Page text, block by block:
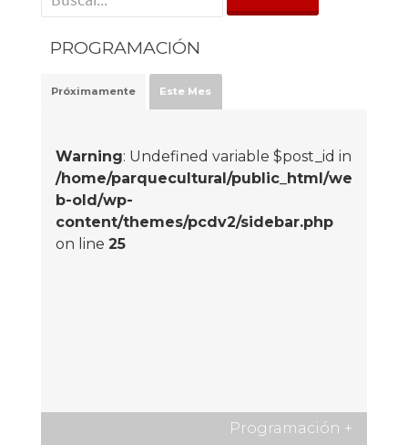
PROGRAMACIÓN
Próximamente Este Mes
Warning: Undefined variable $post_id in
/home/parquecultural/public_html/we
b-old/wp-
content/themes/pcdv2/sidebar.php
on line 25
Programación +